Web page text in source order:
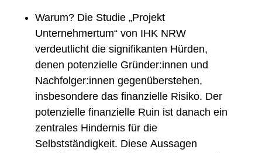
Warum? Die Studie „Projekt
Unternehmertum“ von IHK NRW
verdeutlicht die signifikanten Hürden,
denen potenzielle Gründer:innen und
Nachfolger:innen gegenüberstehen,
insbesondere das finanzielle Risiko. Der
potenzielle finanzielle Ruin ist danach ein
zentrales Hindernis für die
Selbstständigkeit. Diese Aussagen